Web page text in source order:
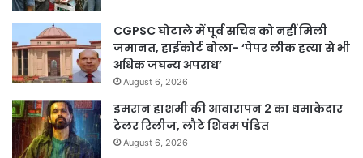
CGPSC घोटाले में पूर्व सचिव को नहीं मिली
जमानत, हाईकोर्ट बोला- ‘पेपर लीक हत्या से भी
अधिक जघन्य अपराध’
August 6, 2026
इमरान हाशमी की आवारापन 2 का धमाकेदार
ट्रेलर रिलीज, लौटे शिवम पंडित
August 6, 2026